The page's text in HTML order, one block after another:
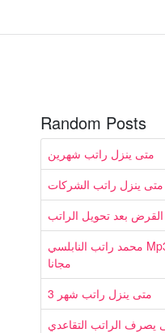
Random Posts
متى ينزل راتب شهرين
متى ينزل راتب الشركات
بعد تحويل الراتب
محمد راتب النابلسي Mp3 تحميل
مجانا
متى ينزل راتب شهر 3
يصرف الراتب التقاعدي